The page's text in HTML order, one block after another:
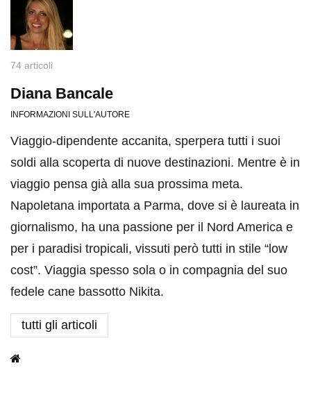
74 articoli
Diana Bancale
INFORMAZIONI SULL'AUTORE
Viaggio-dipendente accanita, sperpera tutti i suoi
soldi alla scoperta di nuove destinazioni. Mentre è in
viaggio pensa già alla sua prossima meta.
Napoletana importata a Parma, dove si è laureata in
giornalismo, ha una passione per il Nord America e
per i paradisi tropicali, vissuti però tutti in stile “low
cost”. Viaggia spesso sola o in compagnia del suo
fedele cane bassotto Nikita.
tutti gli articoli